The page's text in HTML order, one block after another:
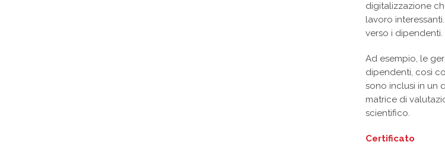
digitalizzazione
lavoro
verso i dipendenti.
Ad esempio, le
dipendenti, così
sono inclusi in un
matrice di
scientifico.
Certificato